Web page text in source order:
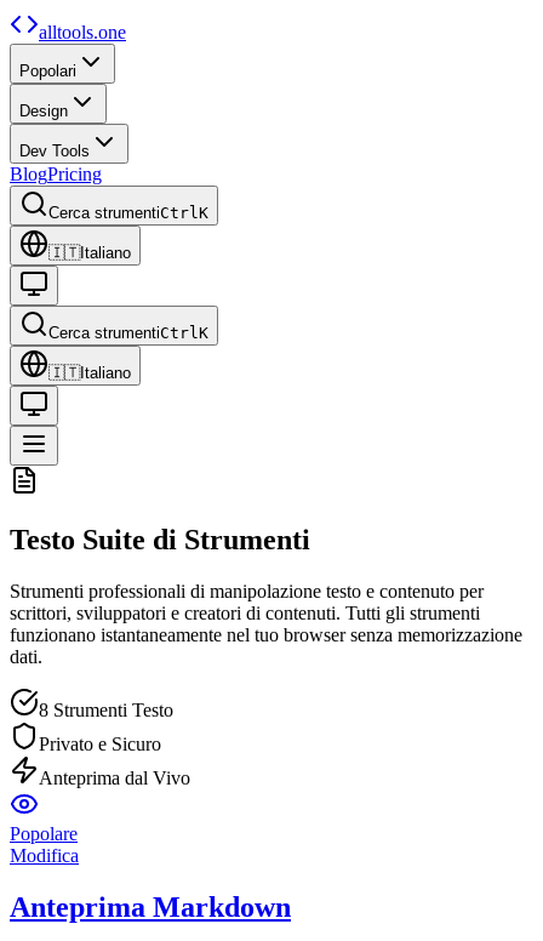
alltools.one
Popolari
Design
Dev Tools
BlogPricing
Cerca strumentiCtrlK
🇮🇹Italiano
Cerca strumentiCtrlK
🇮🇹Italiano
Testo Suite di Strumenti
Strumenti professionali di manipolazione testo e contenuto per
scrittori, sviluppatori e creatori di contenuti. Tutti gli strumenti
funzionano istantaneamente nel tuo browser senza memorizzazione
dati.
8 Strumenti Testo
Privato e Sicuro
Anteprima dal Vivo
Popolare
Modifica
Anteprima Markdown